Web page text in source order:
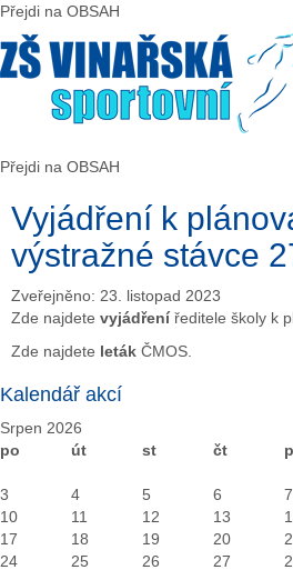
Přejdi na OBSAH
Přejdi na OBSAH
Vyjádření k
výstražné stávce
Zveřejněno: 23. listopad 2023
Zde najdete vyjádření ředitele školy k
Zde najdete leták ČMOS.
Kalendář akcí
rok
měsíc
rok
měsíc
Srpen 2026
po
út st čt
3
4 5 6 7
10
11 12 13
17
18 19 20
24
25 26 27